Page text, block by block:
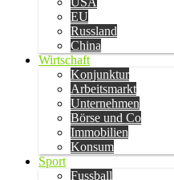
EU
Russland
China
Wirtschaft
Konjunktur
Arbeitsmarkt
Unternehmen
Börse und Co
Immobilien
Konsum
Sport
Fussball